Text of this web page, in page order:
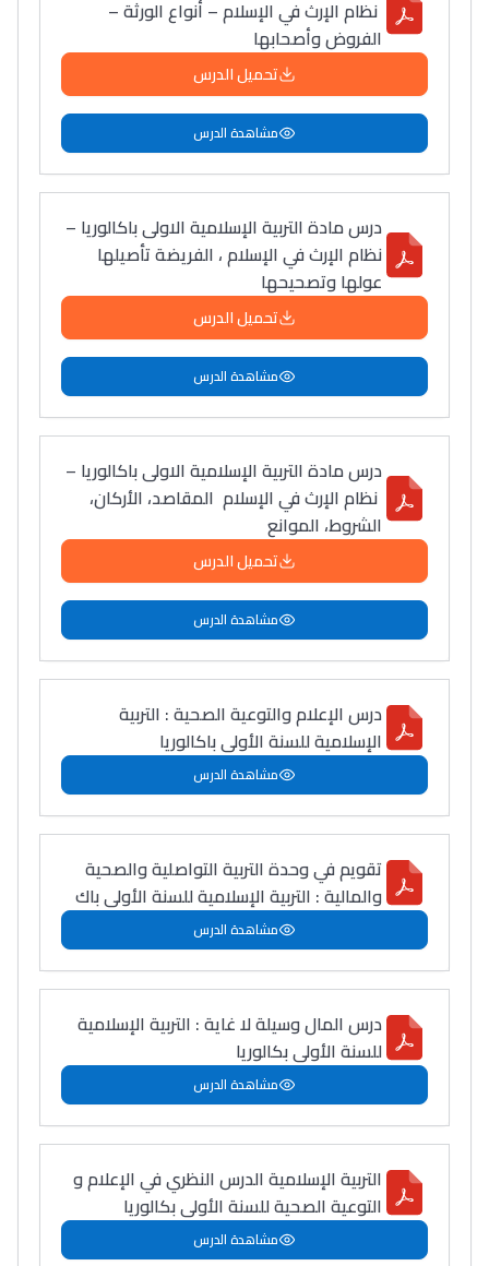
نظام الإرث في الإسلام – أنواع الورثة –
الفروض وأصحابها
تحميل الدرس
مشاهدة الدرس
درس مادة التربية الإسلامية الاولى باكالوريا –
نظام الإرث في الإسلام ، الفريضة تأصيلها
عولها وتصحيحها
تحميل الدرس
مشاهدة الدرس
درس مادة التربية الإسلامية الاولى باكالوريا –
نظام الإرث في الإسلام المقاصد، الأركان،
الشروط، الموانع
تحميل الدرس
مشاهدة الدرس
درس الإعلام والتوعية الصحية : التربية
الإسلامية للسنة الأولى باكالوريا
مشاهدة الدرس
تقويم في وحدة التربية التواصلية والصحية
والمالية : التربية الإسلامية للسنة الأولى باك
مشاهدة الدرس
درس المال وسيلة لا غاية : التربية الإسلامية
للسنة الأولى بكالوريا
مشاهدة الدرس
التربية الإسلامية الدرس النظري في الإعلام و
التوعية الصحية للسنة الأولى بكالوريا
مشاهدة الدرس